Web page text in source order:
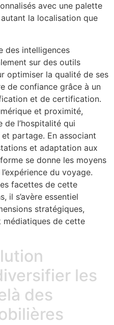
avec une palette
la localisation que
des intelligences
sur des outils
optimiser la qualité de ses
de confiance grâce à un
et de certification.
et proximité,
de l’hospitalité qui
partage. En associant
et adaptation aux
se donne les moyens
du voyage.
facettes de cette
il s’avère essentiel
stratégiques,
médiatiques de cette
les
des